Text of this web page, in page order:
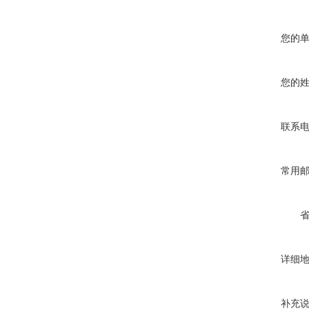
您的
您的
联系
常用
详细
补充